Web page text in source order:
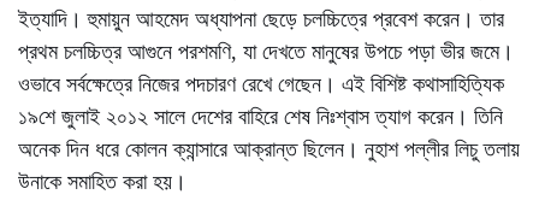
ইত্যাদি। হুমায়ুন আহমেদ অধ্যাপনা ছেড়ে চলচ্চিত্রে প্রবেশ করেন। তার
প্রথম চলচ্চিত্র আগুনে পরশমণি, যা দেখতে মানুষের উপচে পড়া ভীর জমে।
ওভাবে সর্বক্ষেত্রে নিজের পদচারণ রেখে গেছেন। এই বিশিষ্ট কথাসাহিত্যিক
১৯শে জুলাই ২০১২ সালে দেশের বাহিরে শেষ নিঃশ্বাস ত্যাগ করেন। তিনি
অনেক দিন ধরে কোলন ক্যান্সারে আক্রান্ত ছিলেন। নুহাশ পল্লীর লিচু তলায়
উনাকে সমাহিত করা হয়।